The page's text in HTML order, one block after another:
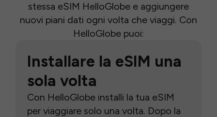
stessa eSIM HelloGlobe e aggiungere
nuovi piani dati ogni volta che viaggi. Con
HelloGlobe puoi:
Installare la eSIM una
sola volta
Con HelloGlobe installi la tua eSIM
per viaggiare solo una volta. Dopo la